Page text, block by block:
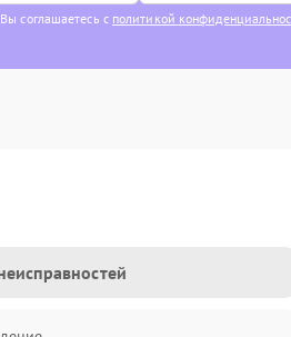
соглашаетесь с политикой